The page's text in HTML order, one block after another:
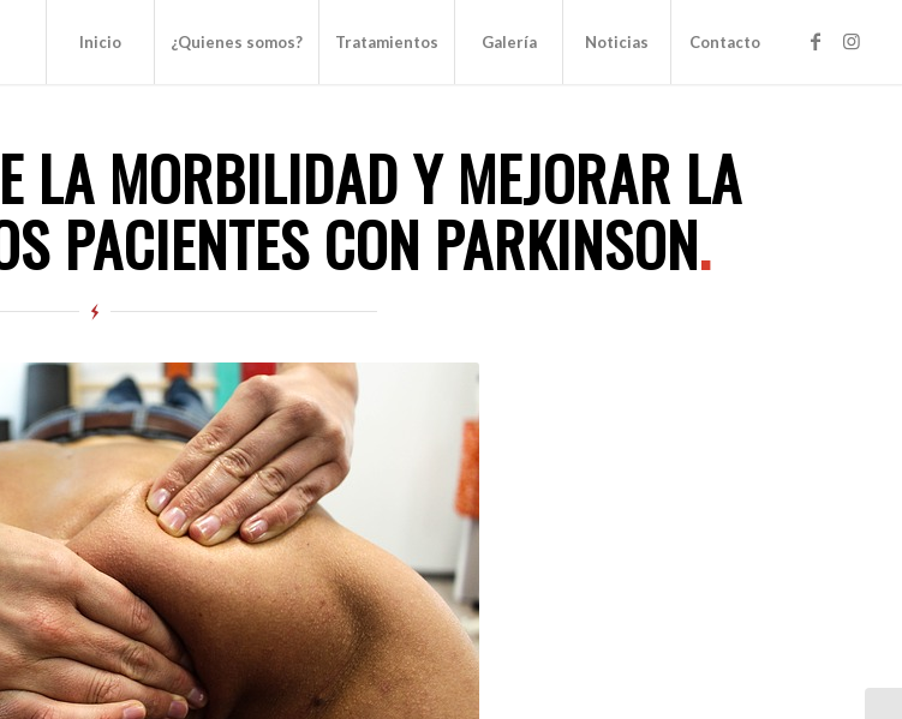
Inicio ¿Quienes somos? Tratamientos Galería Noticias Contacto
LA MORBILIDAD Y MEJORAR LA
PACIENTES CON PARKINSON.